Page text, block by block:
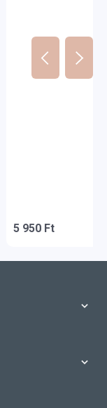
5 950 Ft